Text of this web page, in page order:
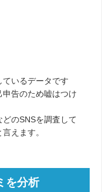
いるデータです
告のため嘘はつけ
のSNSを調査して
えます。
を分析